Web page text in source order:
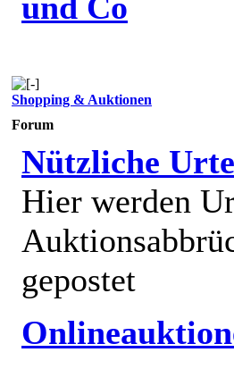
Shopping & Auktionen
Forum
Nützliche
Hier werden
gepostet